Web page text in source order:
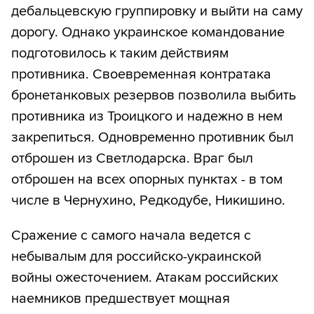
дебальцевскую группировку и выйти на саму
дорогу. Однако украинское командование
подготовилось к таким действиям
противника. Своевременная контратака
бронетанковых резервов позволила выбить
противника из Троицкого и надежно в нем
закрепиться. Одновременно противник был
отброшен из Светлодарска. Враг был
отброшен на всех опорных пунктах - в том
числе в Чернухино, Редкодубе, Никишино.
Сражение с самого начала ведется с
небывалым для российско-украинской
войны ожесточением. Атакам российских
наемников предшествует мощная